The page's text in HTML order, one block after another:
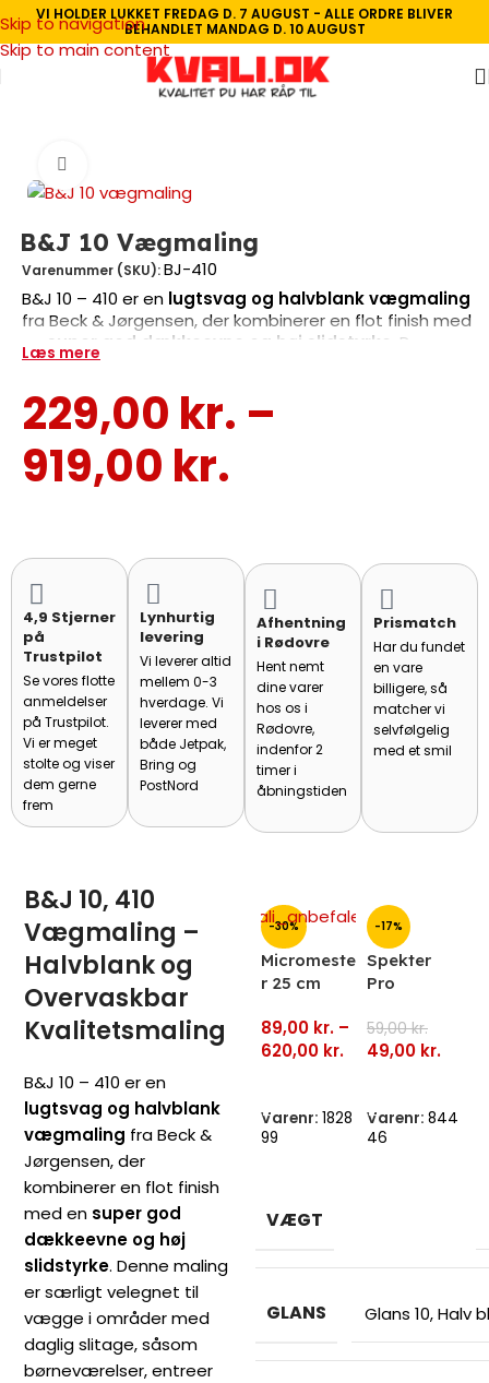
Skip to navigation
Skip to main content
VI HOLDER LUKKET FREDAG D. 7 AUGUST - ALLE ORDRE BLIVER
BEHANDLET MANDAG D. 10 AUGUST
Maling efter rum/Køkken Maling
B&J 10 Vægmaling
Varenummer (SKU):BJ-410
B&J 10 – 410 er en lugtsvag og halvblank vægmaling
fra Beck & Jørgensen, der kombinerer en flot finish med
en
super god dækkeevne og høj slidstyrke . Denne
maling er særligt velegnet til vægge i områder med
hvor enovervaskbar og slidstærk overflade
nødvendig.
Læs mere
229,00 kr. –
919,00 kr.
4,9 Stjerner
på
Trustpilot
Se vores flotte
anmeldelser
på Trustpilot.
Vi er meget
stolte og viser
dem gerne
frem
Lynhurtig
levering
Vi leverer altid
mellem 0-3
hverdage. Vi
leverer med
både Jetpak,
Bring og
PostNord
Afhentning
i Rødovre
Hent nemt
dine varer
hos os i
Rødovre,
indenfor 2
timer i
åbningstiden
Prismatch
Har du fundet
en vare
billigere, så
matcher vi
selvfølgelig
med et smil
B&J 10, 410
Vægmaling –
Halvblank og
Overvaskbar
Kvalitetsmaling
B&J 10 – 410 er en
lugtsvag og halvblank
vægmaling fra Beck &
Jørgensen, der
kombinerer en flot finish
med en super god
dækkeevne og høj
slidstyrke. Denne maling
er særligt velegnet til
vægge i områder med
daglig slitage, såsom
børneværelser, entreer
-30%
Micromeste
r 25 cm
valse
89,00 kr. –
620,00 kr.
Varenr: 1828
99
-17%
Spekter
Pro
– 25 cm.
59,00kr.
49,00 kr.
Varenr: 844
46
VÆGT
GLANS Glans 10, Halv